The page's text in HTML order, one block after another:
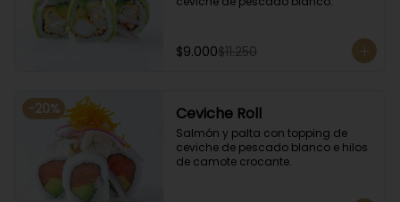
$9.000$11.250
-20% Ceviche Roll
Salmón y palta con topping de
ceviche de pescado blanco e hilos
de camote crocante.